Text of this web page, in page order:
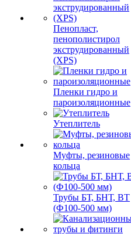
Пенопласт,
пенополистирол
экструдированный
(XPS)
Пленки гидро и
пароизоляционные
Утеплитель
Муфты, резиновые
кольца
Трубы БТ, БНТ, ВТ
(Ф100-500 мм)